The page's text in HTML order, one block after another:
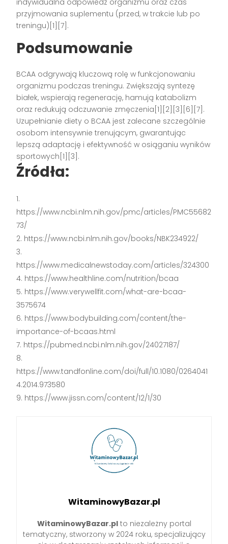
przyjmowania suplementu (przed, w trakcie lub po
treningu)[1][7].
Podsumowanie
BCAA odgrywają kluczową rolę w funkcjonowaniu
organizmu podczas treningu. Zwiększają syntezę
białek, wspierają regenerację, hamują katabolizm
oraz redukują odczuwanie zmęczenia[1][2][3][6][7].
Uzupełnianie diety o BCAA jest zalecane szczególnie
osobom intensywnie trenującym, gwarantując
lepszą adaptację i efektywność w osiąganiu wyników
sportowych[1][3].
Źródła:
https://www.ncbi.nlm.nih.gov/pmc/articles/PMC55682
73/
https://www.ncbi.nlm.nih.gov/books/NBK234922/
https://www.medicalnewstoday.com/articles/324300
https://www.healthline.com/nutrition/bcaa
https://www.verywellfit.com/what-are-bcaa-
3575674
https://www.bodybuilding.com/content/the-
importance-of-bcaas.html
https://pubmed.ncbi.nlm.nih.gov/24027187/
https://www.tandfonline.com/doi/full/10.1080/0264041
4.2014.973580
https://www.jissn.com/content/12/1/30
WitaminowyBazar.pl
WitaminowyBazar.plto niezależny portal
tematyczny, stworzony w 2024 roku, specjalizujący